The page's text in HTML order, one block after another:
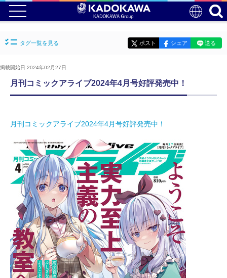
タグ一覧を見る ポスト シェア 送る
掲載開始日 2024年02月27日
月刊コミックアライブ2024年4月号好評発売中！
月刊コミックアライブ2024年4月号好評発売中！